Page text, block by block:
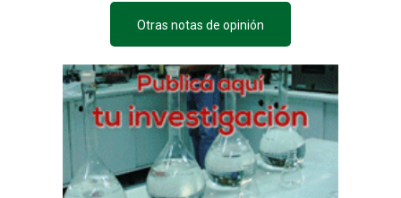
Otras notas de opinión